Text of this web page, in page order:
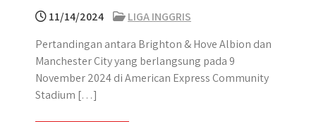
11/14/2024
LIGA INGGRIS
Pertandingan antara Brighton & Hove Albion dan
Manchester City yang berlangsung pada 9
November 2024 di American Express Community
Stadium […]